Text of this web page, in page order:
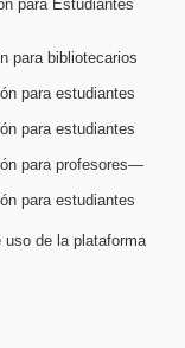
para Estudiantes
para bibliotecarios
para estudiantes
para estudiantes
para profesores—
para estudiantes
uso de la plataforma